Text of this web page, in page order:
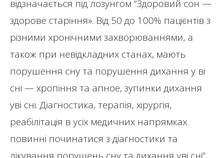
відзначається під лозунгом “Здоровий сон —
здорове старіння». Від 50 до 100% пацієнтів з
різними хронічними захворюваннями, а
також при невідкладних станах, мають
порушення сну та порушення дихання у ві
сні — хропіння та апное, зупинки дихання
уві сні. Діагностика, терапія, хірургія,
реабілітація в усіх медичних напрямках
повинні починатися з діагностики та